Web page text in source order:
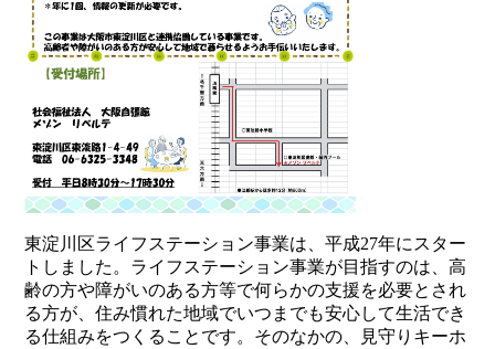
東淀川区ライフステーション事業は、平成27年にスター
トしました。ライフステーション事業が目指すのは、高
齢の方や障がいのある方等で何らかの支援を必要とされ
る方が、住み慣れた地域でいつまでも安心して生活でき
る仕組みをつくることです。そのなかの、見守りキーホ